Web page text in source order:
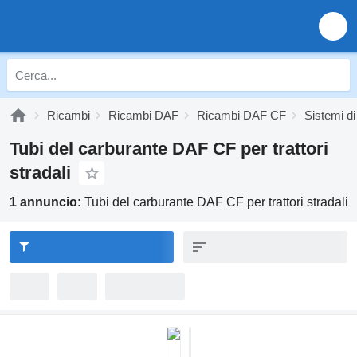
Ricambi Ricambi DAF Ricambi DAF CF Sistemi
Tubi del carburante DAF CF per trattori
stradali
1 annuncio: Tubi del carburante DAF CF per trattori stradali